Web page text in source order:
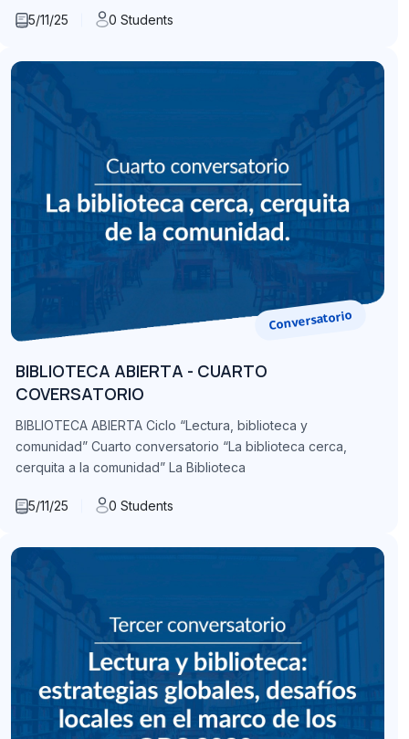
5/11/25 0 Students
Conversatorio
BIBLIOTECA ABIERTA - CUARTO
COVERSATORIO
BIBLIOTECA ABIERTA Ciclo “Lectura, biblioteca y
comunidad” Cuarto conversatorio “La biblioteca cerca,
cerquita a la comunidad” La Biblioteca
5/11/25 0 Students